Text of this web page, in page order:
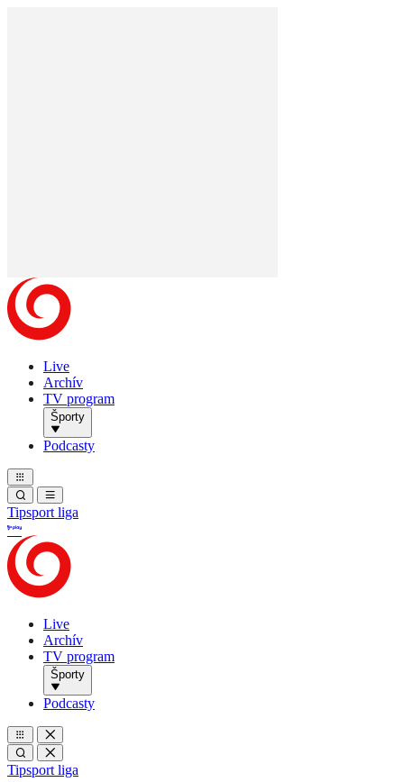
Live
Archív
TV program
Športy
Podcasty
Tipsport liga
Live
Archív
TV program
Športy
Podcasty
Tipsport liga